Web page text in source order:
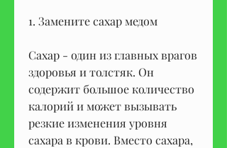
1. Замените сахар медом
Сахар - один из главных врагов
здоровья и толстяк. Он
содержит большое количество
калорий и может вызывать
резкие изменения уровня
сахара в крови. Вместо сахара,